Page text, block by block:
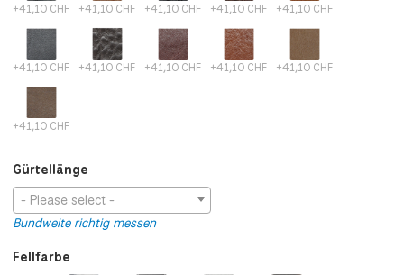
+41,10 CHF +41,10 CHF +41,10 CHF +41,10 CHF +41,10 CHF
+41,10 CHF +41,10 CHF +41,10 CHF +41,10 CHF +41,10 CHF
+41,10 CHF
Gürtellänge
- Please select -
Bundweite richtig messen
Fellfarbe